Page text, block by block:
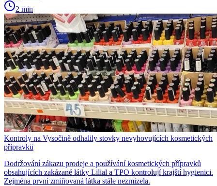
2 min
Kontroly na Vysočině odhalily stovky nevyhovujících kosmetických
přípravků
Dodržování zákazu prodeje a používání kosmetických přípravků
obsahujících zakázané látky Lilial a TPO kontrolují krajští hygienici.
Zejména první zmiňovaná látka stále nezmizela.